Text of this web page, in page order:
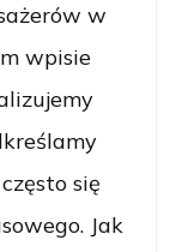
w
wpisie
się
Jak